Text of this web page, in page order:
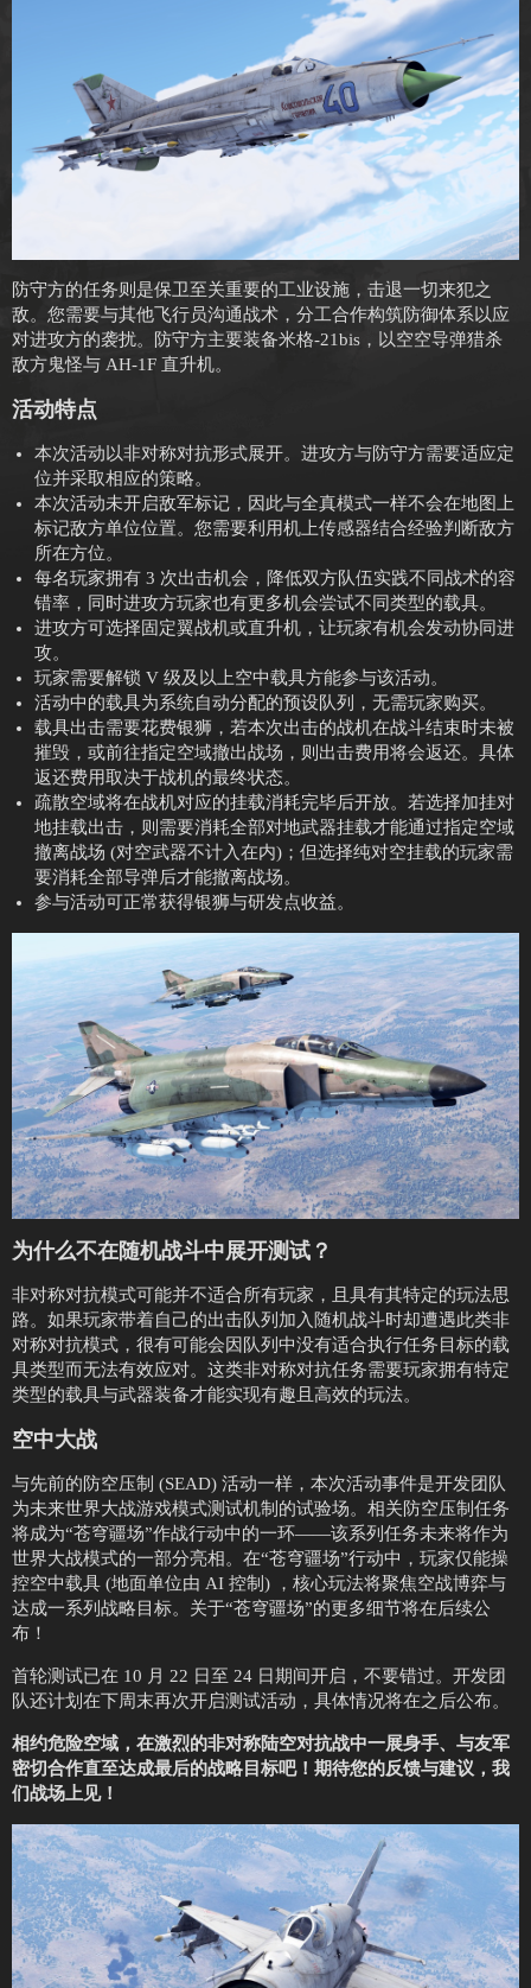
防守方的任务则是保卫至关重要的工业设施，击退一切来犯之
敌。您需要与其他飞行员沟通战术，分工合作构筑防御体系以应
对进攻方的袭扰。防守方主要装备米格-21bis，以空空导弹猎杀
敌方鬼怪与 AH-1F 直升机。
活动特点
本次活动以非对称对抗形式展开。进攻方与防守方需要适应定
位并采取相应的策略。
本次活动未开启敌军标记，因此与全真模式一样不会在地图上
标记敌方单位位置。您需要利用机上传感器结合经验判断敌方
所在方位。
每名玩家拥有 3 次出击机会，降低双方队伍实践不同战术的容
错率，同时进攻方玩家也有更多机会尝试不同类型的载具。
进攻方可选择固定翼战机或直升机，让玩家有机会发动协同进
攻。
玩家需要解锁 V 级及以上空中载具方能参与该活动。
活动中的载具为系统自动分配的预设队列，无需玩家购买。
载具出击需要花费银狮，若本次出击的战机在战斗结束时未被
摧毁，或前往指定空域撤出战场，则出击费用将会返还。具体
返还费用取决于战机的最终状态。
疏散空域将在战机对应的挂载消耗完毕后开放。若选择加挂对
地挂载出击，则需要消耗全部对地武器挂载才能通过指定空域
撤离战场 (对空武器不计入在内)；但选择纯对空挂载的玩家需
要消耗全部导弹后才能撤离战场。
参与活动可正常获得银狮与研发点收益。
为什么不在随机战斗中展开测试？
非对称对抗模式可能并不适合所有玩家，且具有其特定的玩法思
路。如果玩家带着自己的出击队列加入随机战斗时却遭遇此类非
对称对抗模式，很有可能会因队列中没有适合执行任务目标的载
具类型而无法有效应对。这类非对称对抗任务需要玩家拥有特定
类型的载具与武器装备才能实现有趣且高效的玩法。
空中大战
与先前的防空压制 (SEAD) 活动一样，本次活动事件是开发团队
为未来世界大战游戏模式测试机制的试验场。相关防空压制任务
将成为“苍穹疆场”作战行动中的一环——该系列任务未来将作为
世界大战模式的一部分亮相。在“苍穹疆场”行动中，玩家仅能操
控空中载具 (地面单位由 AI 控制) ，核心玩法将聚焦空战博弈与
达成一系列战略目标。关于“苍穹疆场”的更多细节将在后续公
布！
首轮测试已在 10 月 22 日至 24 日期间开启，不要错过。开发团
队还计划在下周末再次开启测试活动，具体情况将在之后公布。
相约危险空域，在激烈的非对称陆空对抗战中一展身手、与友军
密切合作直至达成最后的战略目标吧！期待您的反馈与建议，我
们战场上见！